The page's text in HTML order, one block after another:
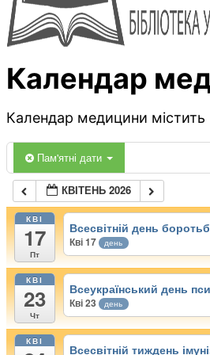
Календар
Календар медицини містить
Пам'ятні дати
КВІТЕНЬ 2026
КВІ
17
Пт
Всесвітній день
Кві 17 день
КВІ
23
Чт
Всеукраїнський день
Кві 23 день
КВІ
Всесвітній тиждень